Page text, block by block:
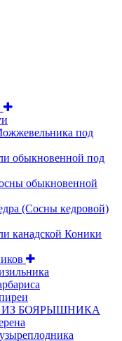
под
обыкновенной под
обыкновенной
(Сосны кедровой)
канадской Коники
БОЯРЫШНИКА